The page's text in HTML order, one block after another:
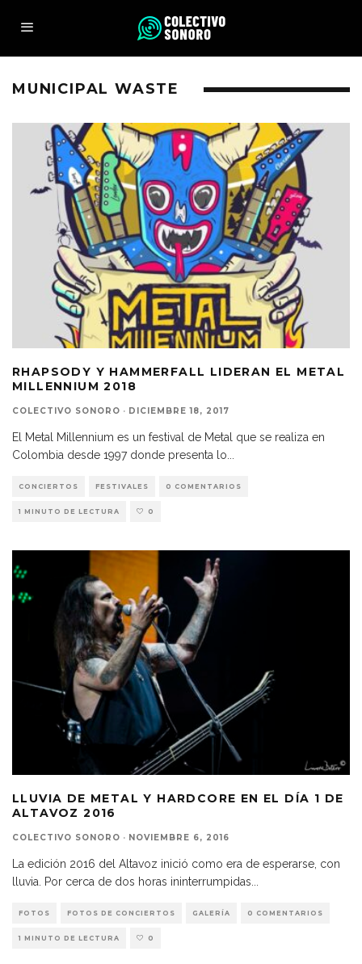
MUNICIPAL WASTE
RHAPSODY Y HAMMERFALL LIDERAN EL METAL
MILLENNIUM 2018
COLECTIVO SONORO · DICIEMBRE 18, 2017
El Metal Millennium es un festival de Metal que se realiza en
Colombia desde 1997 donde presenta lo
CONCIERTOS FESTIVALES 0 COMENTARIOS
1 MINUTO DE LECTURA 0
LLUVIA DE METAL Y HARDCORE EN EL DÍA 1 DE
ALTAVOZ 2016
COLECTIVO SONORO · NOVIEMBRE 6, 2016
La edición 2016 del Altavoz inició como era de esperarse, con
lluvia. Por cerca de dos horas ininterrumpidas...
FOTOS FOTOS DE CONCIERTOS GALERÍA 0 COMENTARIOS
1 MINUTO DE LECTURA 0